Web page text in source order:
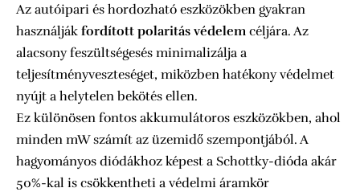
Az autóipari és hordozható eszközökben gyakran
használják fordított polaritás védelem céljára. Az
alacsony feszültségesés minimalizálja a
teljesítményveszteséget, miközben hatékony védelmet
nyújt a helytelen bekötés ellen.
Ez különösen fontos akkumulátoros eszközökben, ahol
minden mW számít az üzemidő szempontjából. A
hagyományos diódákhoz képest a Schottky-dióda akár
50%-kal is csökkentheti a védelmi áramkör